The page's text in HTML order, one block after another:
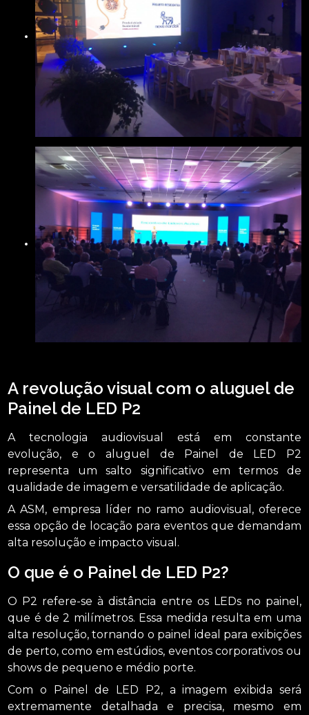
A revolução visual com o aluguel de
Painel de LED P2
A tecnologia audiovisual está em constante
evolução, e o aluguel de Painel de LED P2
representa um salto significativo em termos de
qualidade de imagem e versatilidade de aplicação.
A ASM, empresa líder no ramo audiovisual, oferece
essa opção de locação para eventos que demandam
alta resolução e impacto visual.
O que é o Painel de LED P2?
O P2 refere-se à distância entre os LEDs no painel,
que é de 2 milímetros. Essa medida resulta em uma
alta resolução, tornando o painel ideal para exibições
de perto, como em estúdios, eventos corporativos ou
shows de pequeno e médio porte.
Com o Painel de LED P2, a imagem exibida será
extremamente detalhada e precisa, mesmo em